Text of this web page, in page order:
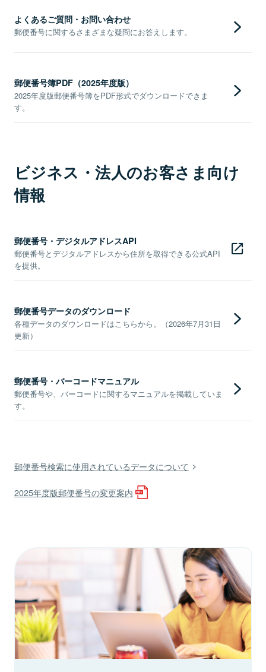
よくあるご質問・お問い合わせ
郵便番号に関するさまざまな疑問にお答えします。
郵便番号簿PDF（2025年度版）
2025年度版郵便番号簿をPDF形式でダウンロードできま
す。
ビジネス・法人のお客さま向け
情報
郵便番号・デジタルアドレスAPI
郵便番号とデジタルアドレスから住所を取得できる公式API
を提供。
郵便番号データのダウンロード
各種データのダウンロードはこちらから。（2026年7月31日
更新）
郵便番号・バーコードマニュアル
郵便番号や、バーコードに関するマニュアルを掲載していま
す。
郵便番号検索に使用されているデータについて
2025年度版郵便番号の変更案内